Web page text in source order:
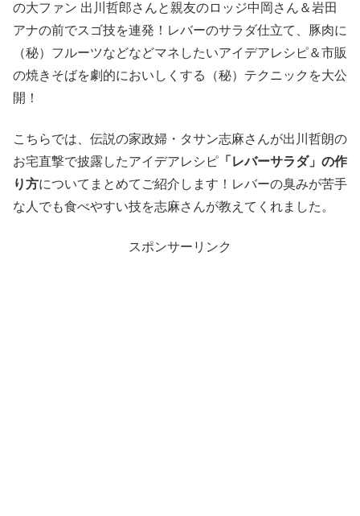
の大ファン 出川哲郎さんと親友のロッジ中岡さん＆岩田
アナの前でスゴ技を連発！レバーのサラダ仕立て、豚肉に
（秘）フルーツなどなどマネしたいアイデアレシピ＆市販
の焼きそばを劇的においしくする（秘）テクニックを大公
開！
こちらでは、伝説の家政婦・タサン志麻さんが出川哲朗の
お宅直撃で披露したアイデアレシピ 「レバーサラダ」の作
り方についてまとめてご紹介します！レバーの臭みが苦手
な人でも食べやすい技を志麻さんが教えてくれました。
スポンサーリンク